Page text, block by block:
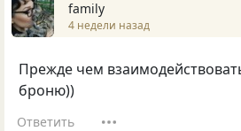
family
4 недели назад
Прежде чем
броню))
Ответить